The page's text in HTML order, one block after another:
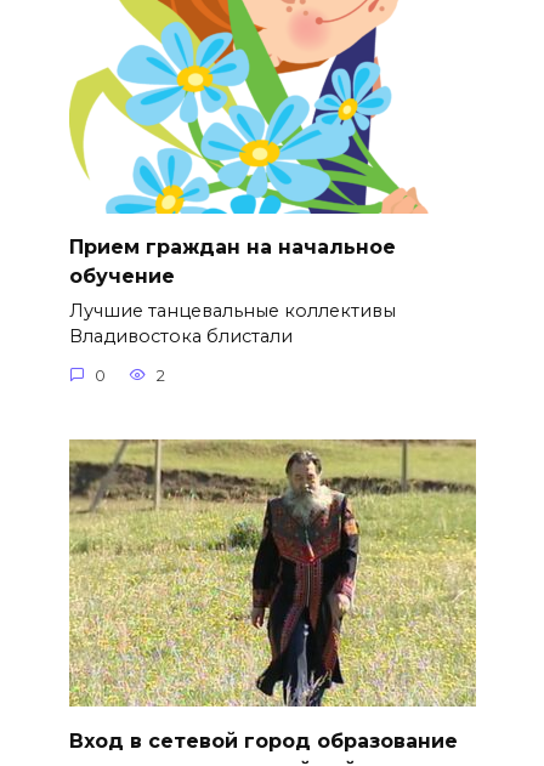
Прием граждан на начальное
обучение
Лучшие танцевальные коллективы
Владивостока блистали
0 2
Вход в сетевой город образование